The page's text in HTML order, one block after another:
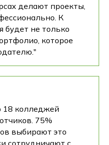
делают проекты,
К
будет не только
которое
18 колледжей
75%
выбирают это
сотрудничают с